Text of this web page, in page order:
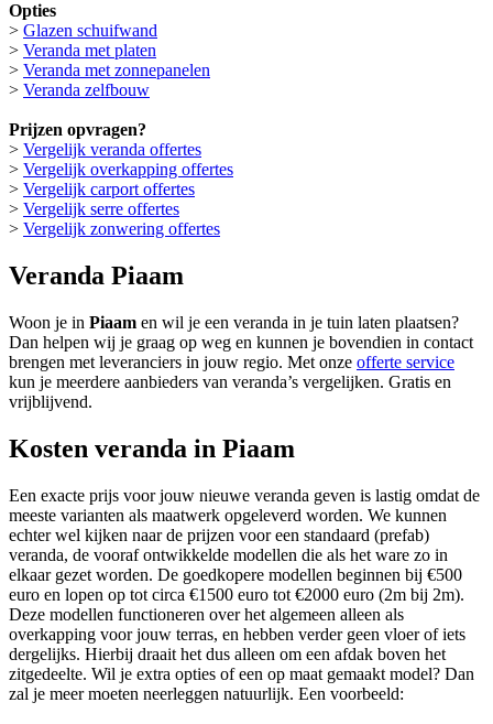
Opties
> Glazen schuifwand
> Veranda met platen
> Veranda met zonnepanelen
> Veranda zelfbouw
Prijzen opvragen?
> Vergelijk veranda offertes
> Vergelijk overkapping offertes
> Vergelijk carport offertes
> Vergelijk serre offertes
> Vergelijk zonwering offertes
Veranda Piaam
Woon je in Piaam en wil je een veranda in je tuin laten plaatsen?
Dan helpen wij je graag op weg en kunnen je bovendien in contact
brengen met leveranciers in jouw regio. Met onze offerte service
kun je meerdere aanbieders van veranda’s vergelijken. Gratis en
vrijblijvend.
Kosten veranda in Piaam
Een exacte prijs voor jouw nieuwe veranda geven is lastig omdat de
meeste varianten als maatwerk opgeleverd worden. We kunnen
echter wel kijken naar de prijzen voor een standaard (prefab)
veranda, de vooraf ontwikkelde modellen die als het ware zo in
elkaar gezet worden. De goedkopere modellen beginnen bij €500
euro en lopen op tot circa €1500 euro tot €2000 euro (2m bij 2m).
Deze modellen functioneren over het algemeen alleen als
overkapping voor jouw terras, en hebben verder geen vloer of iets
dergelijks. Hierbij draait het dus alleen om een afdak boven het
zitgedeelte. Wil je extra opties of een op maat gemaakt model? Dan
zal je meer moeten neerleggen natuurlijk. Een voorbeeld: